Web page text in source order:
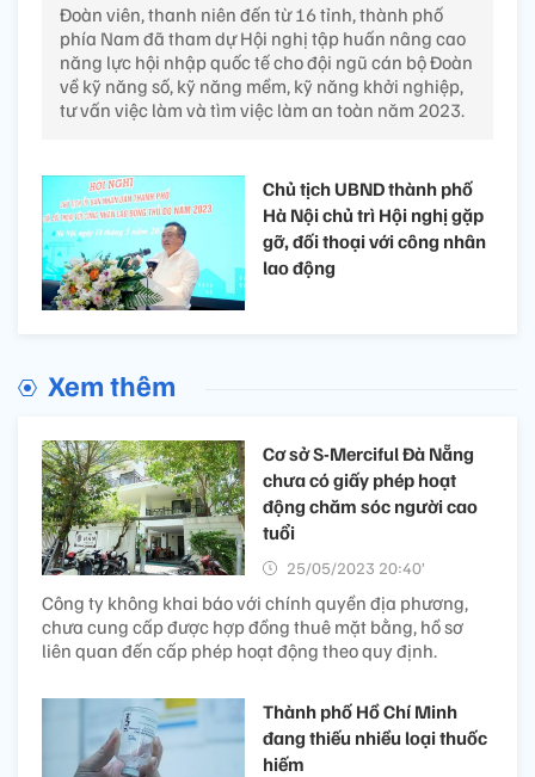
Đoàn viên, thanh niên đến từ 16 tỉnh, thành phố
phía Nam đã tham dự Hội nghị tập huấn nâng cao
năng lực hội nhập quốc tế cho đội ngũ cán bộ Đoàn
về kỹ năng số, kỹ năng mềm, kỹ năng khởi nghiệp,
tư vấn việc làm và tìm việc làm an toàn năm 2023.
Chủ tịch UBND thành phố
Hà Nội chủ trì Hội nghị gặp
gỡ, đối thoại với công nhân
lao động
Xem thêm
Cơ sở S-Merciful Đà Nẵng
chưa có giấy phép hoạt
động chăm sóc người cao
tuổi
25/05/2023 20:40’
Công ty không khai báo với chính quyền địa phương,
chưa cung cấp được hợp đồng thuê mặt bằng, hồ sơ
liên quan đến cấp phép hoạt động theo quy định.
Thành phố Hồ Chí Minh
đang thiếu nhiều loại thuốc
hiếm